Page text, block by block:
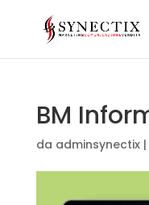
BM
da adminsynectix|